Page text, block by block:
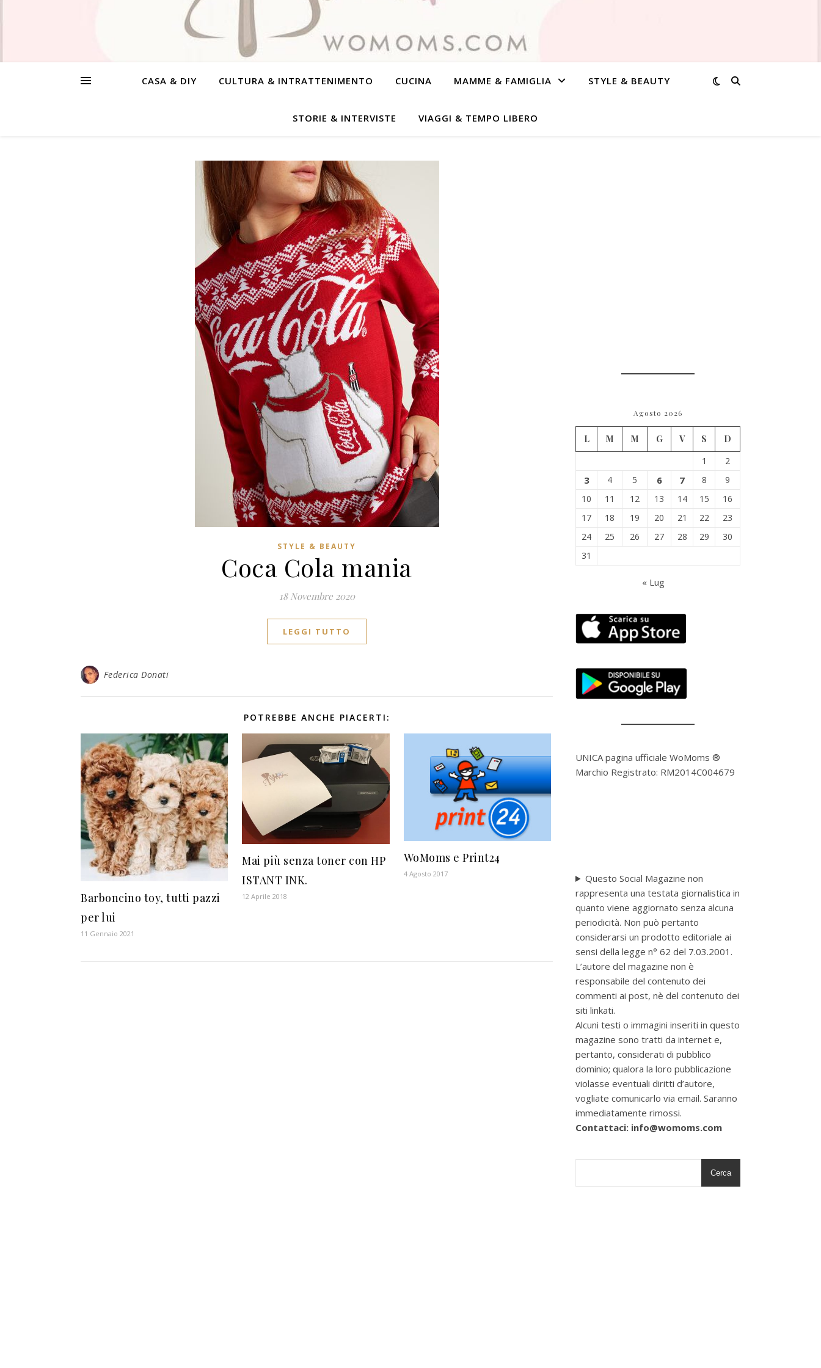
CASA & DIY CULTURA & INTRATTENIMENTO CUCINA MAMME & FAMIGLIA STYLE & BEAUTY
STORIE & INTERVISTE VIAGGI & TEMPO LIBERO
STYLE & BEAUTY
Coca Cola mania
18 Novembre 2020
LEGGI TUTTO
Federica Donati
POTREBBE ANCHE PIACERTI:
Barboncino toy, tutti pazzi
per lui
11 Gennaio 2021
Mai più senza toner con HP
ISTANT INK.
12 Aprile 2018
WoMoms e Print24
4 Agosto 2017
Agosto 2026
L M M G V S
D
1
2
3 4 5 6 7 8
9
10
11 12 13 14 15
16
17
18 19 20 21 22
23
24
25 26 27 28 29
30
31
« Lug
UNICA pagina ufficiale WoMoms ®
Marchio Registrato: RM2014C004679
Questo Social Magazine non
rappresenta una testata giornalistica in
quanto viene aggiornato senza alcuna
periodicità. Non può pertanto
considerarsi un prodotto editoriale ai
sensi della legge n° 62 del 7.03.2001.
L’autore del magazine non è
responsabile del contenuto dei
commenti ai post, nè del contenuto dei
siti linkati.
Alcuni testi o immagini inseriti in questo
magazine sono tratti da internet e,
pertanto, considerati di pubblico
dominio; qualora la loro pubblicazione
violasse eventuali diritti d’autore,
vogliate comunicarlo via email. Saranno
immediatamente rimossi.
Contattaci: info@womoms.com
Cerca